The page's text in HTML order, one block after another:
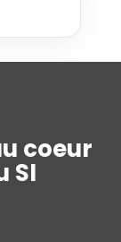
coeur
SI